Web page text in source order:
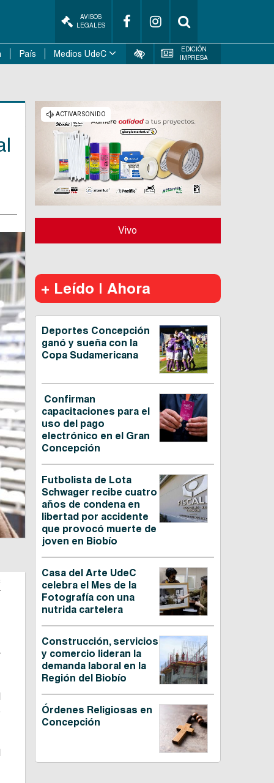
AVISOS
LEGALES
País Medios UdeC
EDICIÓN
IMPRESA
Vivo
+ Leído | Ahora
Deportes Concepción
ganó y sueña con la
Copa Sudamericana
Confirman
capacitaciones para el
uso del pago
electrónico en el Gran
Concepción
Futbolista de Lota
Schwager recibe cuatro
años de condena en
libertad por accidente
que provocó muerte de
joven en Biobío
Casa del Arte UdeC
celebra el Mes de la
Fotografía con una
nutrida cartelera
Construcción, servicios
y comercio lideran la
demanda laboral en la
Región del Biobío
Órdenes Religiosas en
Concepción